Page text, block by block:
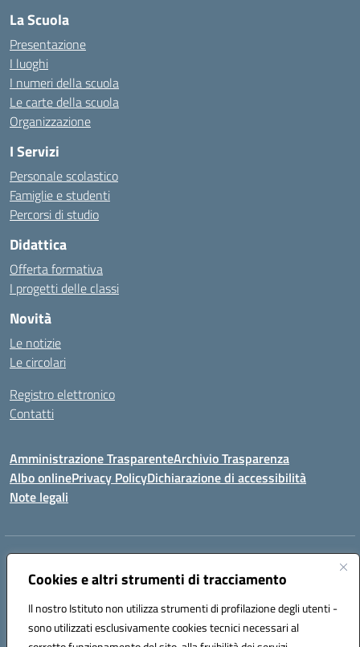
Cookies e altri strumenti di tracciamento
Il nostro Istituto non utilizza strumenti di profilazione degli utenti -
sono utilizzati esclusivamente cookies tecnici necessari al
La Scuola
Presentazione
I luoghi
I numeri della scuola
Le carte della scuola
Organizzazione
I Servizi
Personale scolastico
Famiglie e studenti
Percorsi di studio
Didattica
Offerta formativa
I progetti delle classi
Novità
Le notizie
Le circolari
Registro elettronico
Contatti
Amministrazione TrasparenteArchivio Trasparenza
Albo onlinePrivacy PolicyDichiarazione di accessibilità
Note legali
Indirizzo:
Centralino:096721161 Email:czic869004@istruzione.it
Codice fiscale: 84000710792
Codice meccanografico:
CZIC869004